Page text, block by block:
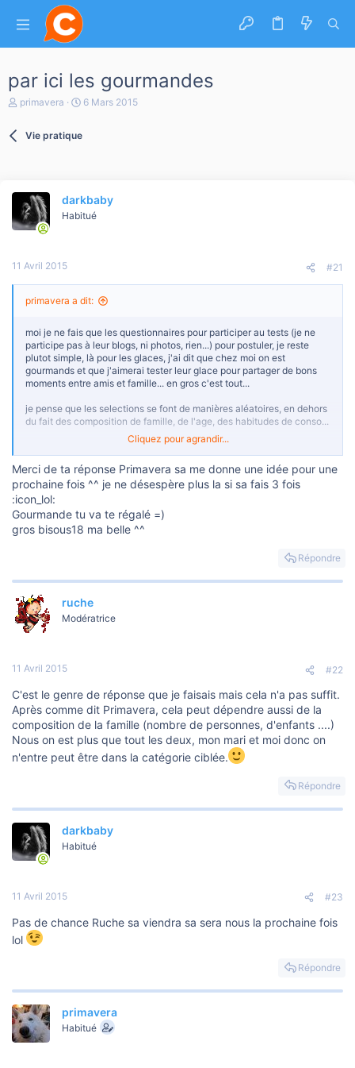
par ici les gourmandes
A
e
a
d
c
primavera
D
b
u
6 Mars 2015
Vie pratique
darkbaby
Habitué
11 Avril 2015 #21
primavera a dit:
moi je ne fais que les questionnaires pour participer au tests (je ne
participe pas à leur blogs, ni photos, rien...) pour postuler, je reste
plutot simple, là pour les glaces, j'ai dit que chez moi on est
gourmands et que j'aimerai tester leur glace pour partager de bons
moments entre amis et famille... en gros c'est tout...
je pense que les selections se font de manières aléatoires, en dehors
du fait des composition de famille, de l'age, des habitudes de conso...
donc ne desesperez pas et retentez régulièrement:icon_rolleyes:
Cliquez pour agrandir...
Merci de ta réponse Primavera sa me donne une idée pour une
prochaine fois ^^ je ne désespère plus la si sa fais 3 fois
:icon_lol:
Gourmande tu va te régalé =)
gros bisous18 ma belle ^^
Répondre
ruche
Modératrice
11 Avril 2015 #22
C'est le genre de réponse que je faisais mais cela n'a pas suffit.
Après comme dit Primavera, cela peut dépendre aussi de la
composition de la famille (nombre de personnes, d'enfants ....)
Nous on est plus que tout les deux, mon mari et moi donc on
n'entre peut être dans la catégorie ciblée.
Répondre
darkbaby
Habitué
11 Avril 2015 #23
Pas de chance Ruche sa viendra sa sera nous la prochaine fois
lol
Répondre
primavera
Habitué